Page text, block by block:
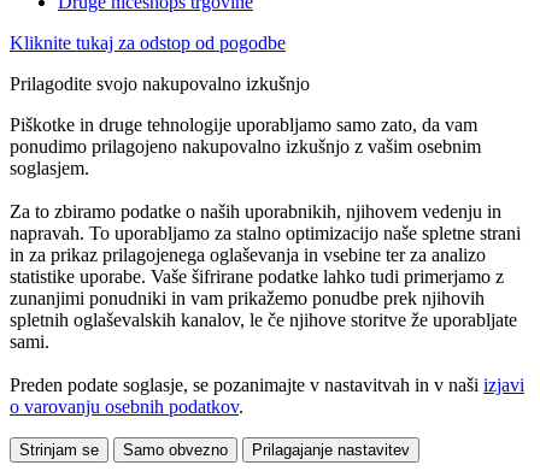
Kliknite tukaj za odstop od pogodbe
Prilagodite svojo nakupovalno izkušnjo
Piškotke in druge tehnologije uporabljamo samo zato, da vam
ponudimo prilagojeno nakupovalno izkušnjo z vašim osebnim
soglasjem.
Za to zbiramo podatke o naših uporabnikih, njihovem vedenju in
napravah. To uporabljamo za stalno optimizacijo naše spletne strani
in za prikaz prilagojenega oglaševanja in vsebine ter za analizo
statistike uporabe. Vaše šifrirane podatke lahko tudi primerjamo z
zunanjimi ponudniki in vam prikažemo ponudbe prek njihovih
spletnih oglaševalskih kanalov, le če njihove storitve že uporabljate
sami.
Preden podate soglasje, se pozanimajte v nastavitvah in v naši izjavi
o varovanju osebnih podatkov.
Strinjam se Samo obvezno Prilagajanje nastavitev